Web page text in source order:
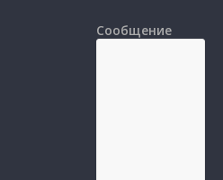
Сообщение